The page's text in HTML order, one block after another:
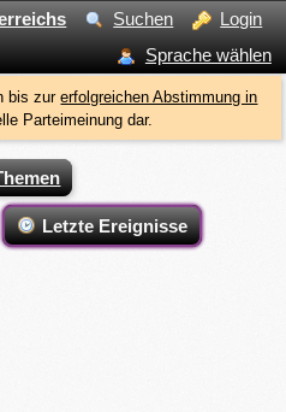
Suchen
Login
Sprache wählen
bis zurerfolgreichen Abstimmung in
Parteimeinung dar.
Letzte Ereignisse